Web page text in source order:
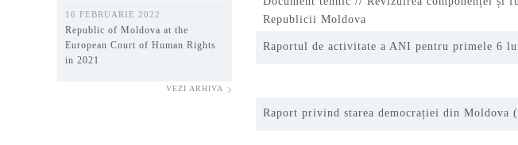
16 FEBRUARIE 2022
Republic of Moldova at the
European Court of Human Rights
in 2021
VEZI ARHIVA
Republicii Moldova
Raportul de activitate a ANI pentru primele 6
Raport privind starea democrației din Moldova